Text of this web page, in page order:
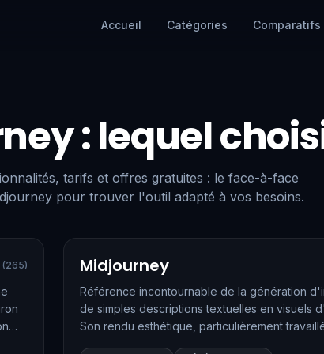
Accueil Catégories Comparatifs
: lequel
tarifs et offres gratuites : le face-à-face
pour trouver l'outil adapté à vos besoins.
(265) Midjourney
Référence incontournable de la génération
de simples descriptions textuelles en visuels
Son rendu esthétique, particulièrement